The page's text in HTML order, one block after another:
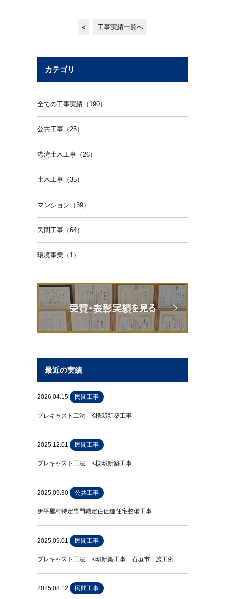
« 工事実績一覧へ
カテゴリ
全ての工事実績（190）
公共工事（25）
港湾土木工事（26）
土木工事（35）
マンション（39）
民間工事（64）
環境事業（1）
最近の実績
2026.04.15 民間工事
プレキャスト工法 K様邸新築工事
2025.12.01 民間工事
プレキャスト工法 K様邸新築工事
2025.09.30 公共工事
伊平屋村特定専門職定住促進住宅整備工事
2025.09.01 民間工事
プレキャスト工法 K邸新築工事 石垣市 施工例
2025.08.12 民間工事